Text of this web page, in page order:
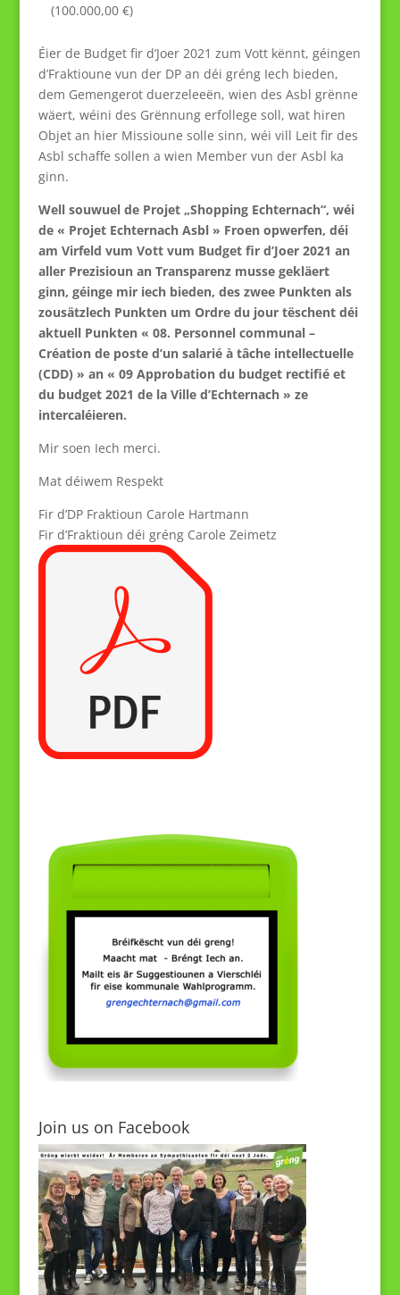
(100.000,00 €)
Éier de Budget fir d’Joer 2021 zum Vott kënnt, géingen
d’Fraktioune vun der DP an déi gréng Iech bieden,
dem Gemengerot duerzeleeën, wien des Asbl grënne
wäert, wéini des Grënnung erfollege soll, wat hiren
Objet an hier Missioune solle sinn, wéi vill Leit fir des
Asbl schaffe sollen a wien Member vun der Asbl ka
ginn.
Well souwuel de Projet „Shopping Echternach“, wéi
de « Projet Echternach Asbl » Froen opwerfen, déi
am Virfeld vum Vott vum Budget fir d’Joer 2021 an
aller Prezisioun an Transparenz musse gekläert
ginn, géinge mir iech bieden, des zwee Punkten als
zousätzlech Punkten um Ordre du jour tëschent déi
aktuell Punkten « 08. Personnel communal –
Création de poste d’un salarié à tâche intellectuelle
(CDD) » an « 09 Approbation du budget rectifié et
du budget 2021 de la Ville d’Echternach » ze
intercaléieren.
Mir soen Iech merci.
Mat déiwem Respekt
Fir d’DP Fraktioun Carole Hartmann
Fir d’Fraktioun déi gréng Carole Zeimetz
Join us on Facebook